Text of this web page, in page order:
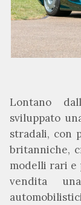
Lontano
sviluppato
stradali, con
britanniche,
modelli rari e
vendita